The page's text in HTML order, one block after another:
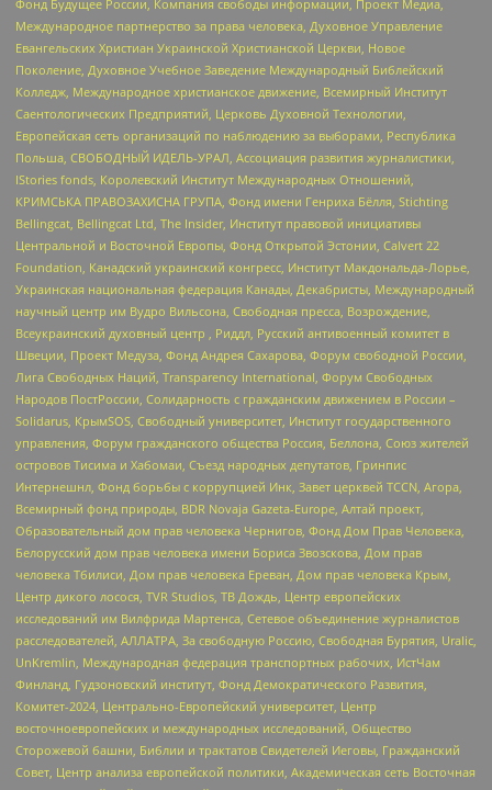
Фонд Будущее России, Компания свободы информации, Проект Медиа,
Международное партнерство за права человека, Духовное Управление
Евангельских Христиан Украинской Христианской Церкви, Новое
Поколение, Духовное Учебное Заведение Международный Библейский
Колледж, Международное христианское движение, Всемирный Институт
Саентологических Предприятий, Церковь Духовной Технологии,
Европейская сеть организаций по наблюдению за выборами, Республика
Польша, СВОБОДНЫЙ ИДЕЛЬ-УРАЛ, Ассоциация развития журналистики,
IStories fonds, Королевский Институт Международных Отношений,
КРИМСЬКА ПРАВОЗАХИСНА ГРУПА, Фонд имени Генриха Бёлля, Stichting
Bellingcat, Bellingcat Ltd, The Insider, Институт правовой инициативы
Центральной и Восточной Европы, Фонд Открытой Эстонии, Calvert 22
Foundation, Канадский украинский конгресс, Институт Макдональда-Лорье,
Украинская национальная федерация Канады, Декабристы, Международный
научный центр им Вудро Вильсона, Свободная пресса, Возрождение,
Всеукраинский духовный центр , Риддл, Русский антивоенный комитет в
Швеции, Проект Медуза, Фонд Андрея Сахарова, Форум свободной России,
Лига Свободных Наций, Transparеncy International, Форум Свободных
Народов ПостРоссии, Солидарность с гражданским движением в России –
Solidarus, КрымSOS, Свободный университет, Институт государственного
управления, Форум гражданского общества Россия, Беллона, Союз жителей
островов Тисима и Хабомаи, Съезд народных депутатов, Гринпис
Интернешнл, Фонд борьбы с коррупцией Инк, Завет церквей TCCN, Агора,
Всемирный фонд природы, BDR Novaja Gazeta-Europe, Алтай проект,
Образовательный дом прав человека Чернигов, Фонд Дом Прав Человека,
Белорусский дом прав человека имени Бориса Звозскова, Дом прав
человека Тбилиси, Дом прав человека Ереван, Дом прав человека Крым,
Центр дикого лосося, TVR Studios, ТВ Дождь, Центр европейских
исследований им Вилфрида Мартенса, Сетевое объединение журналистов
расследователей, АЛЛАТРА, За свободную Россию, Свободная Бурятия, Uralic,
UnKremlin, Международная федерация транспортных рабочих, ИстЧам
Финланд, Гудзоновский институт, Фонд Демократического Развития,
Комитет-2024, Центрально-Европейский университет, Центр
восточноевропейских и международных исследований, Общество
Сторожевой башни, Библии и трактатов Свидетелей Иеговы, Гражданский
Совет, Центр анализа европейской политики, Академическая сеть Восточная